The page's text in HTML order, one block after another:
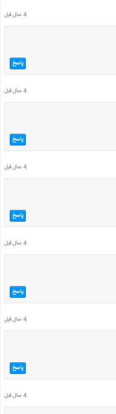
4 سال قبل
پاسخ
4 سال قبل
پاسخ
4 سال قبل
پاسخ
4 سال قبل
پاسخ
4 سال قبل
پاسخ
4 سال قبل